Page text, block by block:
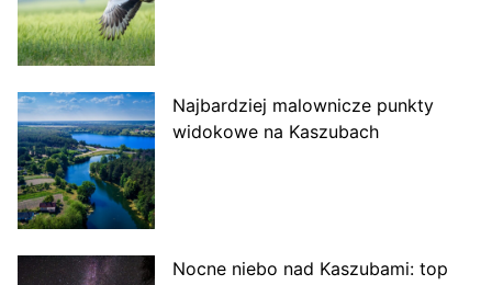
Najbardziej malownicze punkty
widokowe na Kaszubach
Nocne niebo nad Kaszubami: top